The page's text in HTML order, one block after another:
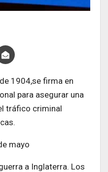
1904,se firma en
para asegurar una
tráfico criminal
mayo
a Inglaterra. Los